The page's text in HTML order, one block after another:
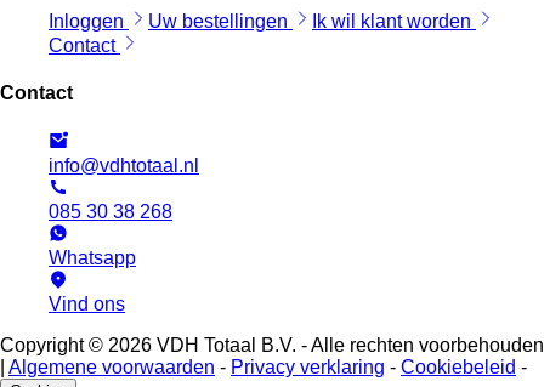
Inloggen Uw bestellingen
Ik wil klant worden
Contact
Contact
info@vdhtotaal.nl
085 30 38 268
Whatsapp
Vind ons
Copyright © 2026 VDH Totaal B.V. - Alle rechten voorbehouden
Algemene voorwaarden - Privacy verklaring - Cookiebeleid -